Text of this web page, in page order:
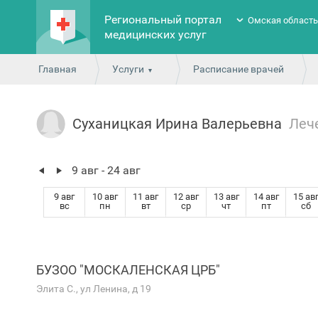
Региональный портал
медицинских услуг
Омская область
Главная Услуги Расписание врачей
Суханицкая Ирина Валерьевна
9 авг - 24 авг
9 авг
вс
10 авг
пн
11 авг
вт
12 авг
ср
13 авг
чт
14 авг
пт
15 авг
сб
БУЗОО "МОСКАЛЕНСКАЯ ЦРБ"
Элита С., ул Ленина, д 19